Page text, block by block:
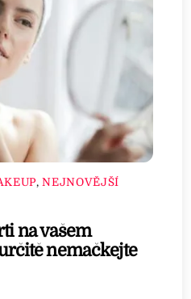
,NEJNOVĚJŠÍ
na vašem
nemačkejte